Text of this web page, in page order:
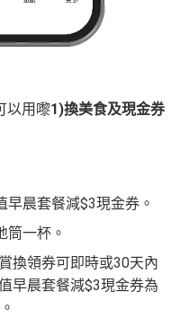
以用嚟1 )換美食及現金券
早晨套餐減$3現金券。
筒一杯。
換領券可即時或30天內
早晨套餐減$3現金券為